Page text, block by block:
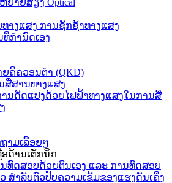
ຍາຍສຽງ Optical
າງແສງ ການຊັກຊ້າທາງແສງ
ກຳນົດເອງ
ຄີຄວອນຕຳ (QKD)
ສານທາງແສງ
ນດັດແປງດ້ວຍໄຟຟ້າທາງແສງໃນການສື່
າມເລື້ອຍໆ
ດ້ານເຕັກນິກ
ທົດສອບດ້ວຍຕົນເອງ ແລະ ການທົດສອບ
ສຳລັບຕົວປັບຄວາມເຂັ້ມຂອງແຮງດັນເຄິ່ງ